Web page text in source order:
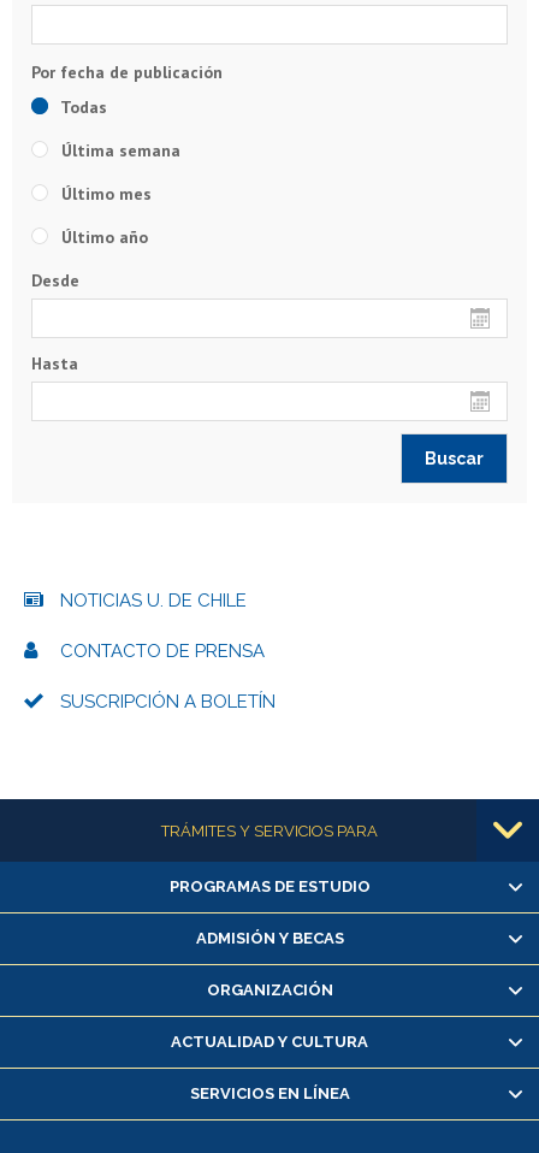
Todas
Última semana
Último mes
Último año
Desde
Hasta
NOTICIAS U. DE CHILE
CONTACTO DE PRENSA
SUSCRIPCIÓN A BOLETÍN
Más informaciónTRÁMITES Y SERVICIOS PARA
Alumnas/os y exalumnas/os
Matrícula en línea
Inscripción y cambio de asignaturas
Consulta y certificado de notas
Servicio médico y dental
Pago de arancel y crédito alumnos
PROGRAMAS DE ESTUDIO
ADMISIÓN Y BECAS
ORGANIZACIÓN
ACTUALIDAD Y CULTURA
SERVICIOS EN LÍNEA